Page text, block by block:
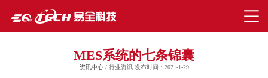
MES系统的七条锦囊
资讯中心/ 行业资讯 发布时间：2021-1-29